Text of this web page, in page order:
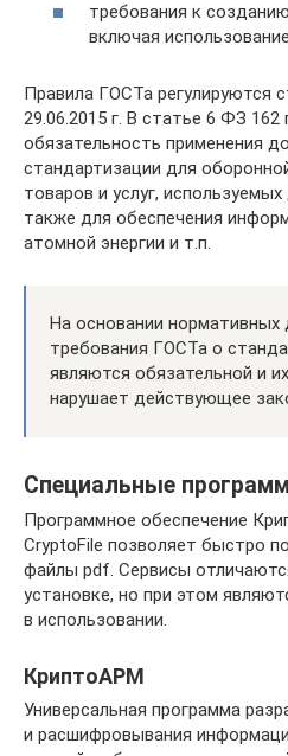
требования к
включая
Правила ГОСТа регулируются
29.06.2015 г. В статье 6 ФЗ
обязательность применения
стандартизации для
товаров и услуг,
также для обеспечения
атомной энергии и т.п.
На основании нормативных
требования ГОСТа о
являются обязательной и
нарушает действующее
Специальные
Программное обеспечение
CryptoFile позволяет быстро
файлы pdf. Сервисы
установке, но при этом
в использовании.
КриптоАРМ
Универсальная программа
и расшифровывания